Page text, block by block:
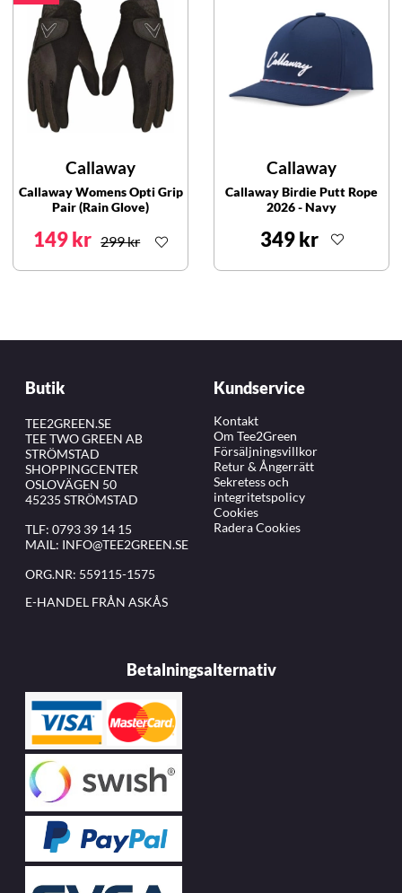
Callaway
Callaway Womens Opti Grip
Pair (Rain Glove)
149 kr 299 kr
Callaway
Callaway Birdie Putt Rope
2026 - Navy
349 kr
Butik
TEE2GREEN.SE
TEE TWO GREEN AB
STRÖMSTAD
SHOPPINGCENTER
OSLOVÄGEN 50
45235 STRÖMSTAD
TLF: 0793 39 14 15
MAIL: INFO@TEE2GREEN.SE
ORG.NR: 559115-1575
E-HANDEL FRÅN ASKÅS
Kundservice
Kontakt
Om Tee2Green
Försäljningsvillkor
Retur & Ångerrätt
Sekretess och
integritetspolicy
Cookies
Radera Cookies
Betalningsalternativ